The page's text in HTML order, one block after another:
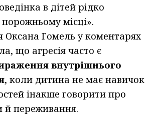
в дітей рідко
місці».
Оксана Гомель у коментарях
що агресія часто є
внутрішнього
, коли дитина не має навичок
інакше говорити про
й переживання.